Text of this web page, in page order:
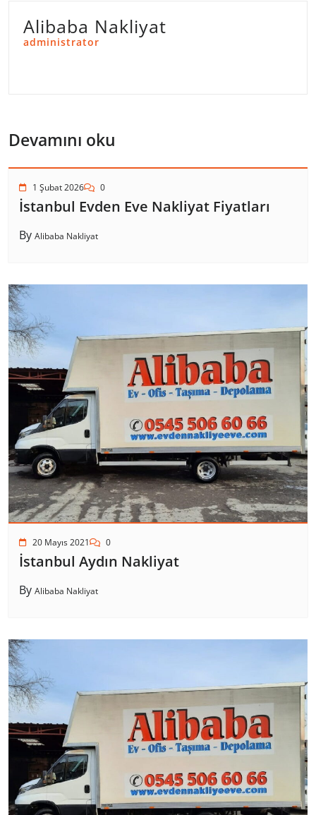
Alibaba Nakliyat
administrator
Devamını oku
1 Şubat 2026 0
İstanbul Evden Eve Nakliyat Fiyatları
By Alibaba Nakliyat
20 Mayıs 2021 0
İstanbul Aydın Nakliyat
By Alibaba Nakliyat